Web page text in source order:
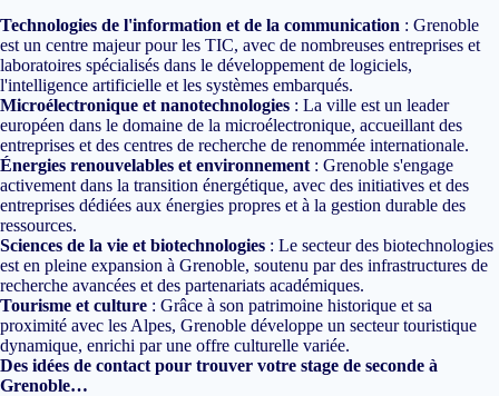
Technologies de l'information et de la communication : Grenoble
est un centre majeur pour les TIC, avec de nombreuses entreprises et
laboratoires spécialisés dans le développement de logiciels,
l'intelligence artificielle et les systèmes embarqués.
Microélectronique et nanotechnologies : La ville est un leader
européen dans le domaine de la microélectronique, accueillant des
entreprises et des centres de recherche de renommée internationale.
Énergies renouvelables et environnement : Grenoble s'engage
activement dans la transition énergétique, avec des initiatives et des
entreprises dédiées aux énergies propres et à la gestion durable des
ressources.
Sciences de la vie et biotechnologies : Le secteur des biotechnologies
est en pleine expansion à Grenoble, soutenu par des infrastructures de
recherche avancées et des partenariats académiques.
Tourisme et culture : Grâce à son patrimoine historique et sa
proximité avec les Alpes, Grenoble développe un secteur touristique
dynamique, enrichi par une offre culturelle variée.
Des idées de contact pour trouver votre stage de seconde à
Grenoble…